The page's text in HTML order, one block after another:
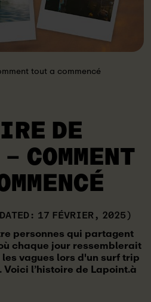
tout a commencé
DE
COMMENT
17 FÉVRIER, 2025)
personnes qui partagent
chaque jour ressemblerait
vagues lors d'un surf trip
l’histoire de Lapoint.à